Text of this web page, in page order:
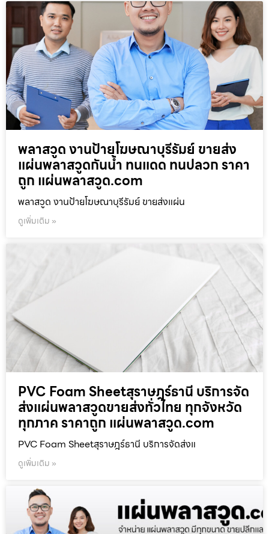
พลาสวูด งานป้ายโฆษณาบุรีรัมย์ ขายส่ง
แผ่นพลาสวูดกันน้ำ ทนแดด ทนปลวก ราคา
ถูก แผ่นพลาสวูด.com
พลาสวูด งานป้ายโฆษณาบุรีรัมย์ ขายส่งแผ่น
ดูเพิ่มเติม »
PVC Foam Sheetสุราษฎร์ธานี บริการจัด
ส่งแผ่นพลาสวูดขายส่งทั่วไทย ทุกจังหวัด
ทุกภาค ราคาถูก แผ่นพลาสวูด.com
PVC Foam Sheetสุราษฎร์ธานี บริการจัดส่งแ
ดูเพิ่มเติม »